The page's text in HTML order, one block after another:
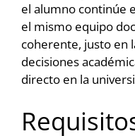
el alumno continúe
el mismo equipo
coherente, justo en
decisiones
directo en la